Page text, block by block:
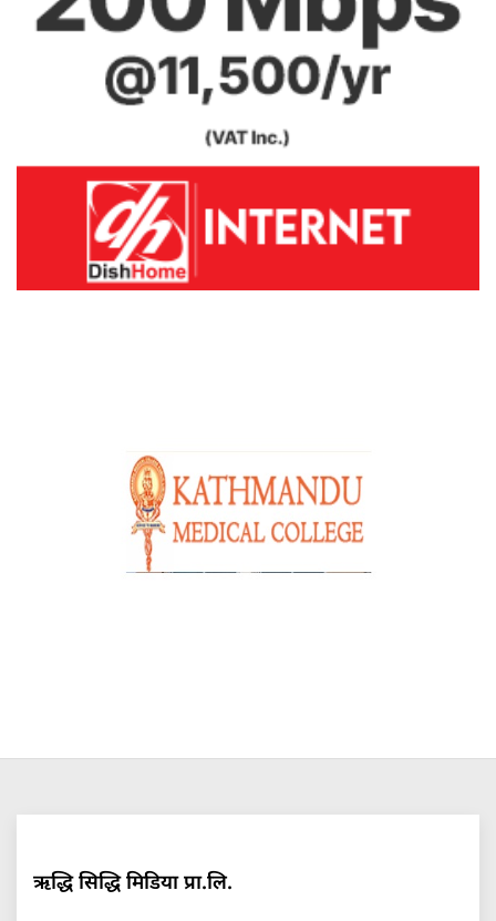
ऋद्धि सिद्धि मिडिया प्रा.लि.